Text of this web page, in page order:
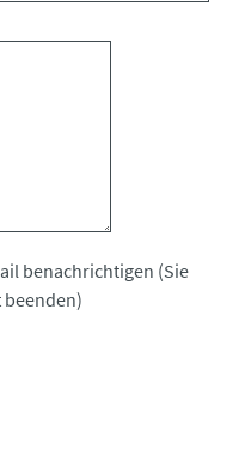
benachrichtigen (Sie